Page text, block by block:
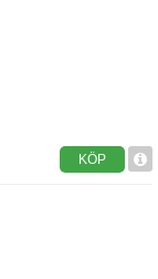
KÖP